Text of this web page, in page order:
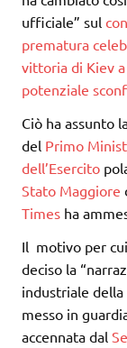
ufficiale” sul
prematura
vittoria di Kiev
potenziale
Ciò ha assunto
del Primo
dell’Esercito
Stato Maggiore
Times ha
Il motivo per
deciso la
industriale della
messo in
accennata dal